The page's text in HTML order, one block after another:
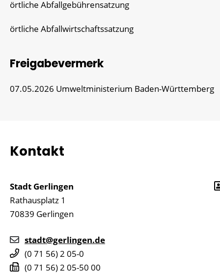
örtliche Abfallgebührensatzung
örtliche Abfallwirtschaftssatzung
Freigabevermerk
07.05.2026 Umweltministerium Baden-Württemberg
Kontakt
Stadt Gerlingen
Rathausplatz 1
70839 Gerlingen
stadt@gerlingen.de
(0 71 56) 2 05-0
(0 71 56) 2 05-50 00